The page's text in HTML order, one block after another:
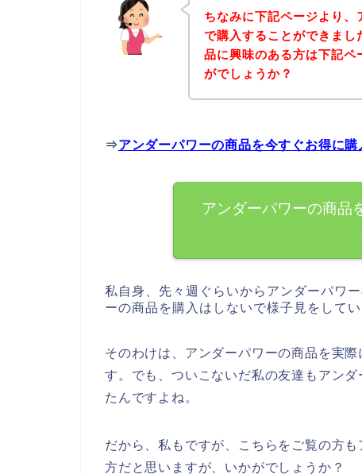
ちなみに下記ページより
で購入することができま
品に興味のある方は下記
がでしょうか？
⇒アンダーパワーの商品を今すぐお得に
アンダーパワーの商品
私自身、先々週ぐらいからアンダーパワ
ーの商品を購入はしないで様子見をしてい
そのわけは、アンダーパワーの商品を実
す。でも、ついこないだ私の友達もアン
たんですよね。
だから、私もですが、こちらをご覧の方
方だと思いますが、いかがでしょうか？